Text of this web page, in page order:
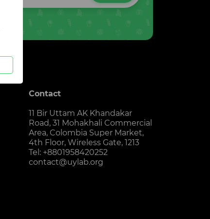
Contact
11 Bir Uttam AK Khandakar
Road, 31 Mohakhali Commercial
Area, Colombia Super Market,
4th Floor, Wireless Gate, 1213
Tel: +8801958420252
contact@uylab.org